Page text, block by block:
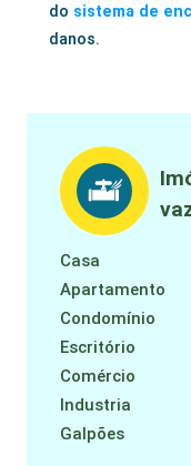
do sistema de
danos.
Casa
Apartamento
Condomínio
Escritório
Comércio
Industria
Galpões